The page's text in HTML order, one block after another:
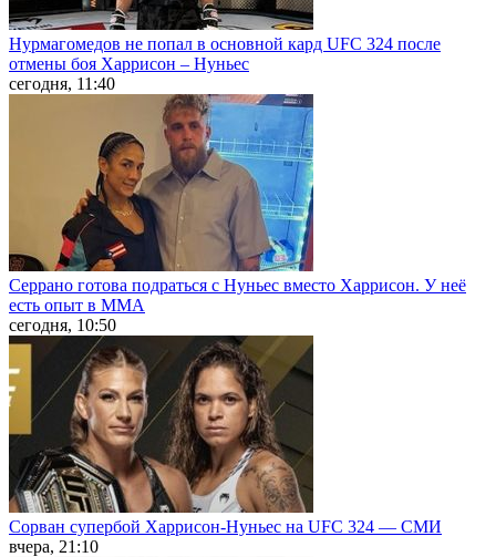
Нурмагомедов не попал в основной кард UFC 324 после
отмены боя Харрисон – Нуньес
сегодня, 11:40
Серрано готова подраться с Нуньес вместо Харрисон. У неё
есть опыт в ММА
сегодня, 10:50
Сорван супербой Харрисон-Нуньес на UFC 324 — СМИ
вчера, 21:10